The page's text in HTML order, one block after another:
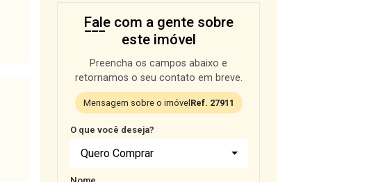
Fale com a gente sobre
este imóvel
Preencha os campos abaixo e
retornamos o seu contato em breve.
Mensagem sobre o imóvel Ref. 27911
O que você deseja?
Quero Comprar